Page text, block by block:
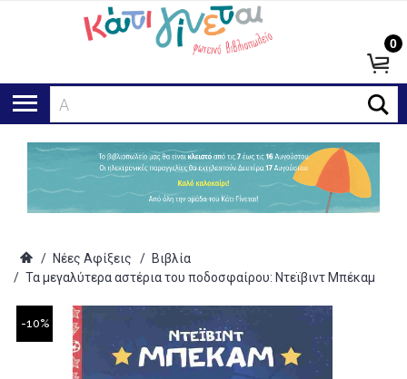
Αναζή
0
/ Νέες Αφίξεις / Βιβλία
/ Τα μεγαλύτερα αστέρια του ποδοσφαίρου: Ντεϊβιντ Μπέκαμ
-10%